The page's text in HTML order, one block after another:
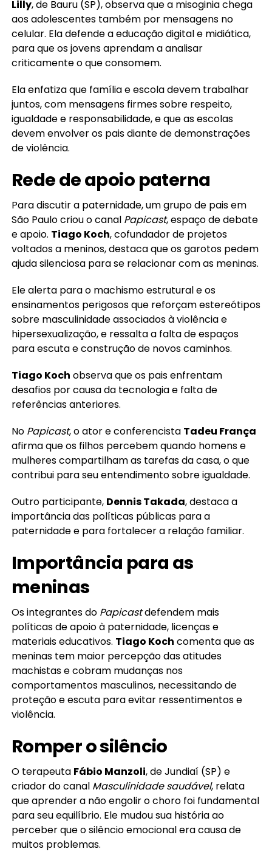
Lilly, de Bauru (SP), observa que a misoginia chega
aos adolescentes também por mensagens no
celular. Ela defende a educação digital e midiática,
para que os jovens aprendam a analisar
criticamente o que consomem.
Ela enfatiza que família e escola devem trabalhar
juntos, com mensagens firmes sobre respeito,
igualdade e responsabilidade, e que as escolas
devem envolver os pais diante de demonstrações
de violência.
Rede de apoio paterna
Para discutir a paternidade, um grupo de pais em
São Paulo criou o canal Papicast, espaço de debate
e apoio. Tiago Koch, cofundador de projetos
voltados a meninos, destaca que os garotos pedem
ajuda silenciosa para se relacionar com as meninas.
Ele alerta para o machismo estrutural e os
ensinamentos perigosos que reforçam estereótipos
sobre masculinidade associados à violência e
hipersexualização, e ressalta a falta de espaços
para escuta e construção de novos caminhos.
Tiago Koch observa que os pais enfrentam
desafios por causa da tecnologia e falta de
referências anteriores.
No Papicast, o ator e conferencista Tadeu França
afirma que os filhos percebem quando homens e
mulheres compartilham as tarefas da casa, o que
contribui para seu entendimento sobre igualdade.
Outro participante, Dennis Takada, destaca a
importância das políticas públicas para a
paternidade e para fortalecer a relação familiar.
Importância para as
meninas
Os integrantes do Papicastdefendem mais
políticas de apoio à paternidade, licenças e
materiais educativos. Tiago Koch comenta que as
meninas tem maior percepção das atitudes
machistas e cobram mudanças nos
comportamentos masculinos, necessitando de
proteção e escuta para evitar ressentimentos e
violência.
Romper o silêncio
O terapeuta Fábio Manzoli, de Jundiaí (SP) e
criador do canal Masculinidade saudável, relata
que aprender a não engolir o choro foi fundamental
para seu equilíbrio. Ele mudou sua história ao
perceber que o silêncio emocional era causa de
muitos problemas.